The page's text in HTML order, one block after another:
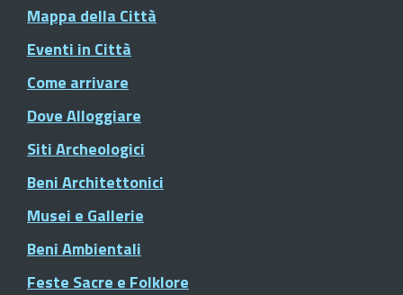
Mappa della Città
Eventi in Città
Come arrivare
Dove Alloggiare
Siti Archeologici
Beni Architettonici
Musei e Gallerie
Beni Ambientali
Feste Sacre e Folklore